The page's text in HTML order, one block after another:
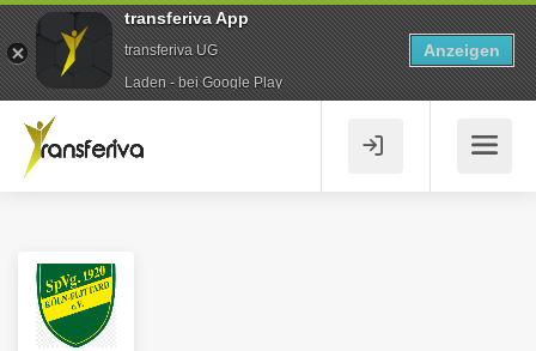
transferiva App
transferiva UG
Laden - bei Google Play
Anzeigen